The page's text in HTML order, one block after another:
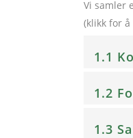
Vi samler
(klikk for
1.1
1.2
1.3